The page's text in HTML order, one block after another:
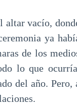
altar vacío,
ya
de los
lo que
del año. Pero,